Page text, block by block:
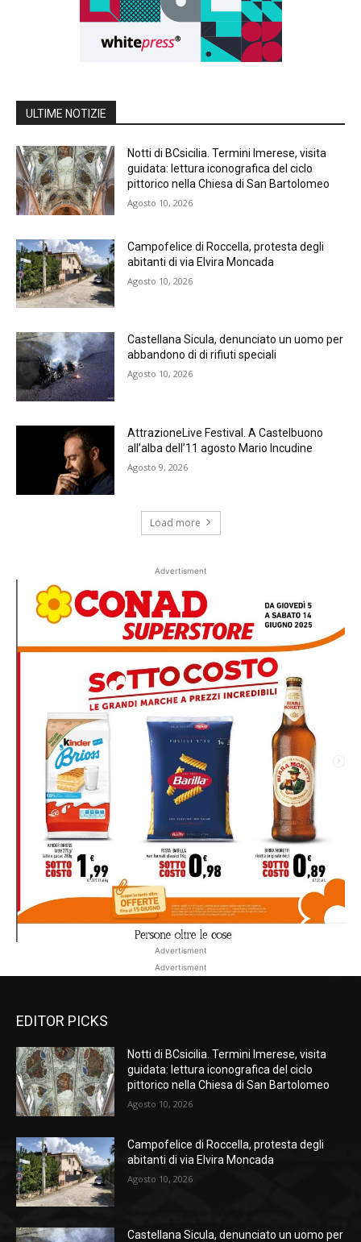
ULTIME NOTIZIE
Notti di BCsicilia. Termini Imerese, visita
guidata: lettura iconografica del ciclo
pittorico nella Chiesa di San Bartolomeo
Agosto 10, 2026
Campofelice di Roccella, protesta degli
abitanti di via Elvira Moncada
Agosto 10, 2026
Castellana Sicula, denunciato un uomo per
abbandono di di rifiuti speciali
Agosto 10, 2026
AttrazioneLive Festival. A Castelbuono
all’alba dell’11 agosto Mario Incudine
Agosto 9, 2026
Load more
Advertisment
Advertisment
Advertisment
EDITOR PICKS
Notti di BCsicilia. Termini Imerese, visita
guidata: lettura iconografica del ciclo
pittorico nella Chiesa di San Bartolomeo
Agosto 10, 2026
Campofelice di Roccella, protesta degli
abitanti di via Elvira Moncada
Agosto 10, 2026
Castellana Sicula, denunciato un uomo per